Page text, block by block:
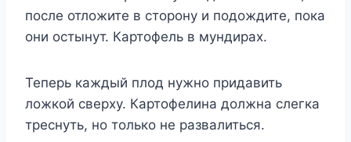
после отложите в сторону и подождите, пока
они остынут. Картофель в мундирах.
Теперь каждый плод нужно придавить
ложкой сверху. Картофелина должна слегка
треснуть, но только не развалиться.